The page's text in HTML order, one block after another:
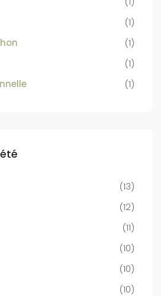
(1)
(1)
(1)
(1)
(13)
(12)
(11)
(10)
(10)
(10)